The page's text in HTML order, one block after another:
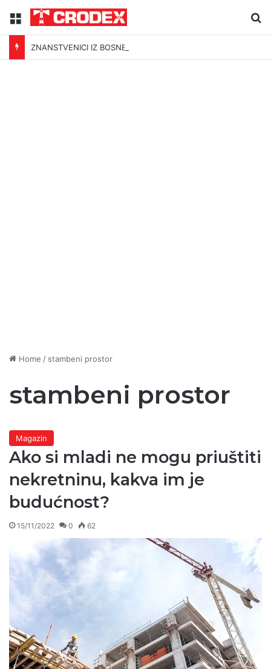
Menu
ZNANSTVENICI IZ BOSNE OTKRILI NACIZAM U – BOSNI!
Home / stambeni prostor
stambeni prostor
Magazin
Ako si mladi ne mogu priuštiti
nekretninu, kakva im je
budućnost?
15/11/2022 0 62